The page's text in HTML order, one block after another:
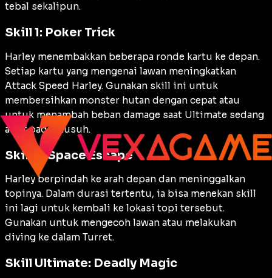
tebal sekalipun.
Skill 1: Poker Trick
Harley menembakkan beberapa ronde kartu ke depan.
Setiap kartu yang mengenai lawan meningkatkan
Attack Speed Harley. Gunakan skill ini untuk
membersihkan monster hutan dengan cepat atau
untuk menambah beban damage saat Ultimate sedang
aktif pada musuh.
Skill 2: Space Escape
Harley berpindah ke arah depan dan meninggalkan
topinya. Dalam durasi tertentu, ia bisa menekan skill
ini lagi untuk kembali ke lokasi topi tersebut.
Gunakan untuk mengecoh lawan atau melakukan
diving ke dalam Turret.
Skill Ultimate: Deadly Magic